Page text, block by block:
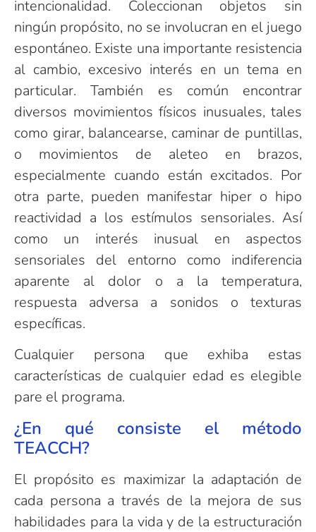
intencionalidad. Coleccionan objetos sin
ningún propósito, no se involucran en el juego
espontáneo. Existe una importante resistencia
al cambio, excesivo interés en un tema en
particular. También es común encontrar
diversos movimientos físicos inusuales, tales
como girar, balancearse, caminar de puntillas,
o movimientos de aleteo en brazos,
especialmente cuando están excitados. Por
otra parte, pueden manifestar hiper o hipo
reactividad a los estímulos sensoriales. Así
como un interés inusual en aspectos
sensoriales del entorno como indiferencia
aparente al dolor o a la temperatura,
respuesta adversa a sonidos o texturas
específicas.
Cualquier persona que exhiba estas
características de cualquier edad es elegible
pare el programa.
¿En qué consiste el método
TEACCH?
El propósito es maximizar la adaptación de
cada persona a través de la mejora de sus
habilidades para la vida y de la estructuración